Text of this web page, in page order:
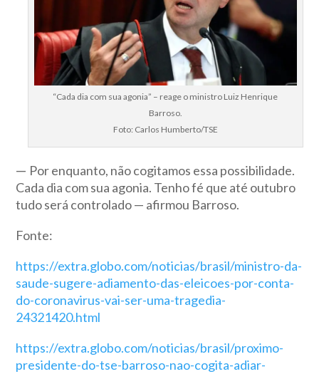
“Cada dia com sua agonia” – reage o ministro Luiz Henrique
Barroso.
Foto: Carlos Humberto/TSE
— Por enquanto, não cogitamos essa possibilidade.
Cada dia com sua agonia. Tenho fé que até outubro
tudo será controlado — afirmou Barroso.
Fonte:
https://extra.globo.com/noticias/brasil/ministro-da-
saude-sugere-adiamento-das-eleicoes-por-conta-
do-coronavirus-vai-ser-uma-tragedia-
24321420.html
https://extra.globo.com/noticias/brasil/proximo-
presidente-do-tse-barroso-nao-cogita-adiar-